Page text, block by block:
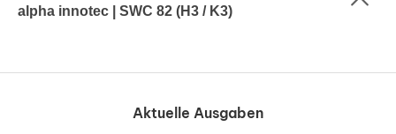
alpha innotec | SWC 82 (H3 / K3)
Aktuelle Ausgaben